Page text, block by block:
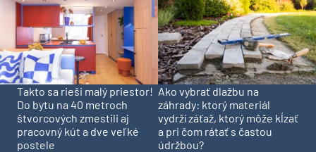
Takto sa rieši malý priestor!
Do bytu na 40 metroch
štvorcových zmestili aj
pracovný kút a dve veľké
postele
Ako vybrať dlažbu na
záhrady: ktorý materiál
vydrží záťaž, ktorý môže kĺzať
a pri čom rátať s častou
údržbou?